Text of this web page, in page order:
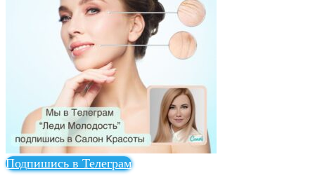
Подпишись в Телеграм